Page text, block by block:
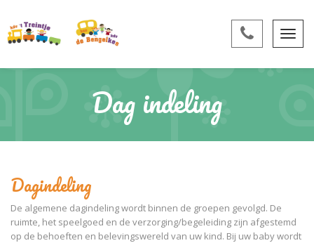
Dag indeling
Dagindeling
De algemene dagindeling wordt binnen de groepen gevolgd. De
ruimte, het speelgoed en de verzorging/begeleiding zijn afgestemd
op de behoeften en belevingswereld van uw kind. Bij uw baby wordt